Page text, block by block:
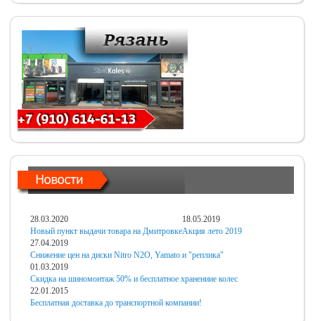
28.03.2020
Новый пункт выдачи товара на Дмитровке
18.05.2019
Акция лето 2019
27.04.2019
Снижение цен на диски Nitro N2O, Yamato и "реплика"
01.03.2019
Скидка на шиномонтаж 50% и бесплатное хранениие колес
22.01.2015
Бесплатная доставка до транспортной компании!